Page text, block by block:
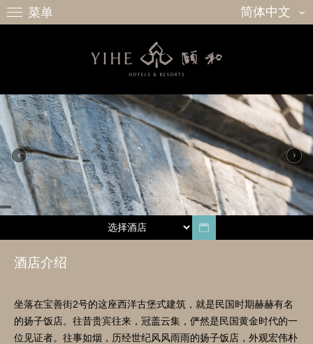
菜单 简体中文
酒店介绍
坐落在宝善街2号的这座西洋古堡式建筑，就是民国时期赫赫有名
的扬子饭店。往昔贵宾往来，冠盖云集，俨然是民国黄金时代的一
位见证者。往事如烟，历经世纪风风雨雨的扬子饭店，外观宏伟朴